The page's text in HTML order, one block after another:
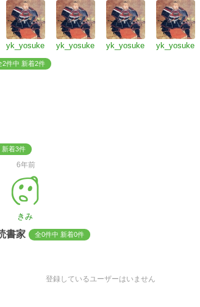
yk_yosuke yk_yosuke yk_yosuke yk_yosuke
2件中 新着2件
新着3件
6年前
きみ
書家 全0件中 新着0件
登録しているユーザーはいません